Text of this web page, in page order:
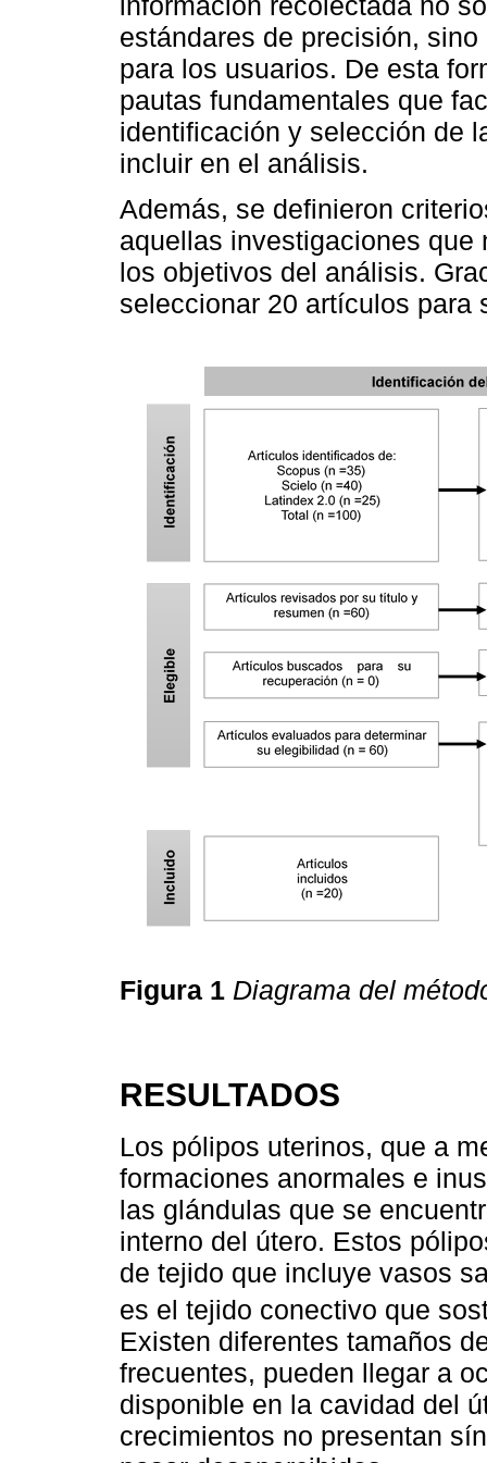
estándares de precisión,
para los usuarios. De esta
pautas fundamentales que
identificación y selección de
incluir en el análisis.
Además, se definieron
aquellas investigaciones que
los objetivos del análisis.
seleccionar 20 artículos para
Figura 1 Diagrama del
RESULTADOS
Los pólipos uterinos, que a
formaciones anormales e
las glándulas que se
interno del útero. Estos
de tejido que incluye vasos
es el tejido conectivo que
Existen diferentes tamaños
frecuentes, pueden llegar a
disponible en la cavidad del
crecimientos no presentan